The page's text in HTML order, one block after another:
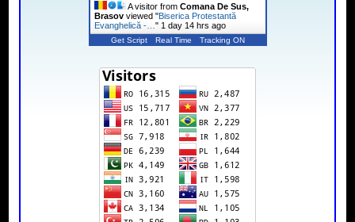
A visitor from Comana De Sus,
Brasovviewed "Biserica Protestantă
Evanghelică -… " 1 day 14 hrs ago
Get Script Real Time Tracking ON